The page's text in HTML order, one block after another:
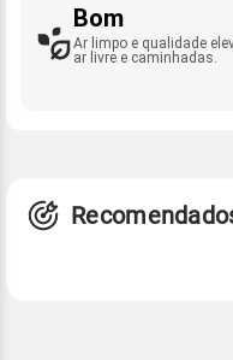
Bom
Ar limpo e qualidade
ar livre e caminhadas.